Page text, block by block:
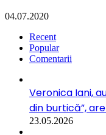
04.07.2020
Recent
Popular
Comentarii
Veronica Iani,
din burtică”,
23.05.2026